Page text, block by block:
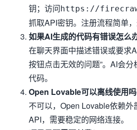
钥；访问https://
抓取API密钥。注册流程简单，
如果AI生成的代码有错误怎么
在聊天界面中描述错误或要求
按钮点击无效的问题”。AI会
代码。
Open Lovable可以离线使用吗
不可以，Open Lovable依赖外
API，需要稳定的网络连接。